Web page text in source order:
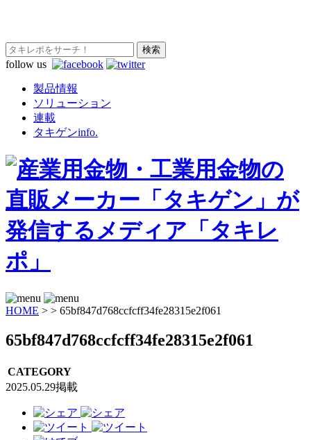
follow us
製品情報
ソリューション
連載
タキゲンinfo.
HOME > > 65bf847d768ccfcff34fe28315e2f061
65bf847d768ccfcff34fe28315e2f061
CATEGORY
2025.05.29掲載